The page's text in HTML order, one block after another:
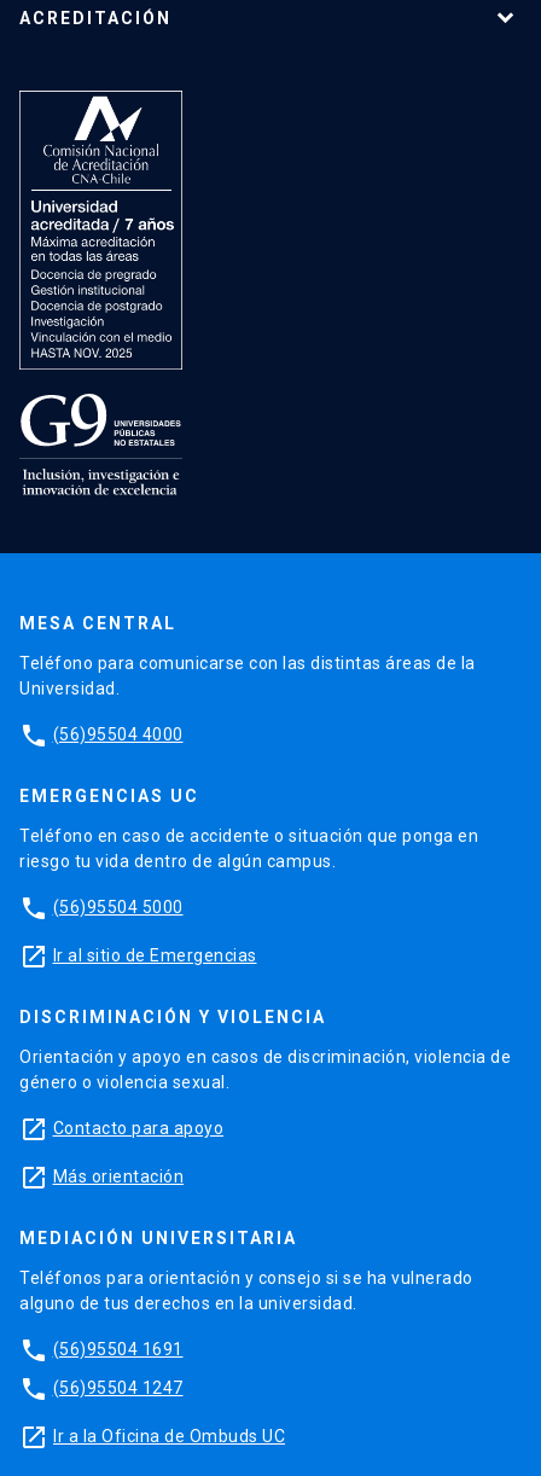
ACREDITACIÓN
MESA CENTRAL
Teléfono para comunicarse con las distintas áreas de la
Universidad.
phone (56)95504 4000
EMERGENCIAS UC
Teléfono en caso de accidente o situación que ponga en
riesgo tu vida dentro de algún campus.
phone (56)95504 5000
launch Ir al sitio de Emergencias
DISCRIMINACIÓN Y VIOLENCIA
Orientación y apoyo en casos de discriminación, violencia de
género o violencia sexual.
launch Contacto para apoyo
launch Más orientación
MEDIACIÓN UNIVERSITARIA
Teléfonos para orientación y consejo si se ha vulnerado
alguno de tus derechos en la universidad.
phone (56)95504 1691
phone (56)95504 1247
launch Ir a la Oficina de Ombuds UC